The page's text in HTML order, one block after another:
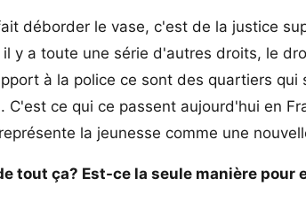
déborder le vase, c'est de la justice
y a toute une série d'autres droits, le
à la police ce sont des quartiers qui
ce qui ce passent aujourd'hui en
la jeunesse comme une
tout ça? Est-ce la seule manière pour